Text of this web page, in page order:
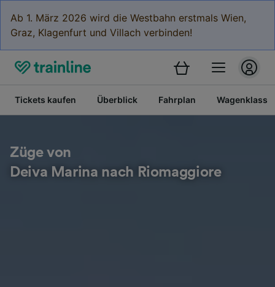
Ab 1. März 2026 wird die Westbahn erstmals Wien,
Graz, Klagenfurt und Villach verbinden!
Tickets kaufen Überblick Fahrplan
Züge von
Deiva Marina nach Riomaggiore